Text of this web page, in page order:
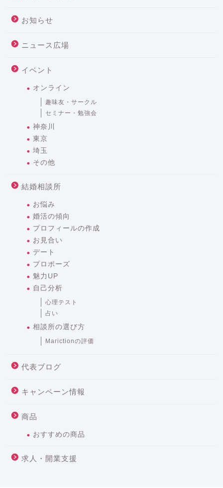
お知らせ
ニュース広場
イベント
オンライン
趣味友・サークル
セミナー・勉強会
神奈川
東京
埼玉
その他
結婚相談所
お悩み
婚活の傾向
プロフィールの作成
お見合い
デート
プロポーズ
魅力UP
自己分析
心理テスト
占い
相談所の選び方
Marictionの評価
代表ブログ
キャンペーン情報
商品
おすすめの商品
求人・開業支援